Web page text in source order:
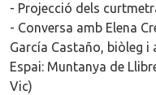
- Projecció dels
- Conversa amb Elena
García Castaño, biòleg i
Espai: Muntanya de
Vic)